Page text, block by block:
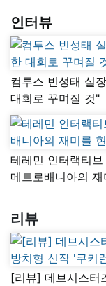
인터뷰
컴투스 빈성태 실
대회로 꾸며질 것"
테레민 인터랙티
메트로배니아의
리뷰
[리뷰] 데브시스터